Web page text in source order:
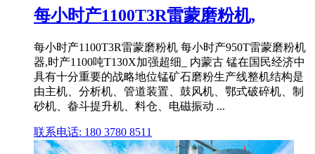
每小时产1100T3R雷蒙磨粉机,
每小时产1100T3R雷蒙磨粉机 每小时产950T雷蒙磨粉机
器,时产1100吨T130X加强超细_ 内蒙古 锰在国民经济中
具有十分重要的战略地位锰矿石磨粉生产线整机结构是
由主机、分析机、管道装置、鼓风机、鄂式破碎机、制
砂机、畚斗提升机、料仓、电磁振动 ...
联系电话: 180 3780 8511